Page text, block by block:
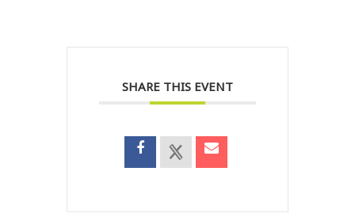
SHARE THIS EVENT